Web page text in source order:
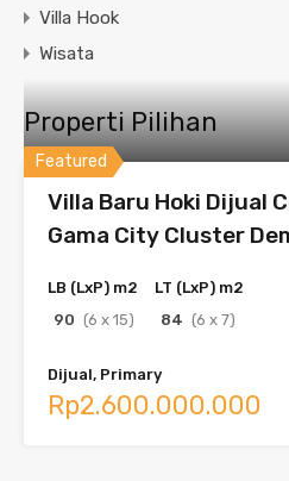
Villa Hook
Wisata
Properti Pilihan
Featured
Villa Baru Hoki Dijual
Gama City Cluster
LB (LxP) m2
90 (6 x 15)
LT (LxP) m2
84 (6 x 7)
Dijual, Primary
Rp2.600.000.000